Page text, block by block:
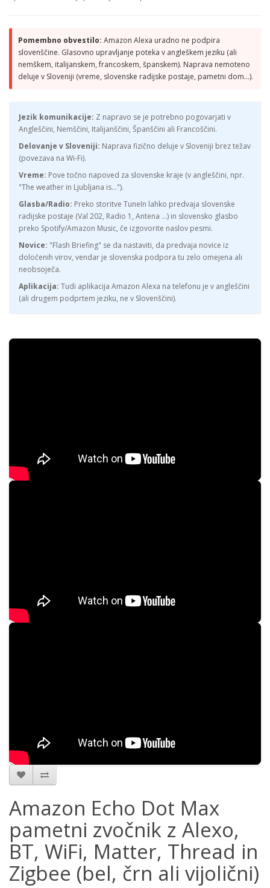
Pomembno obvestilo: Amazon Alexa uradno ne podpira
slovenščine. Glasovno upravljanje poteka v angleškem jeziku (ali
nemškem, italijanskem, francoskem, španskem). Naprava nemoteno
deluje v Sloveniji (vreme, slovenske radijske postaje, pametni dom...).
Jezik komunikacije: Z napravo se je potrebno pogovarjati v
Angleščini, Nemščini, Italijanščini, Španščini ali Francoščini.
Delovanje v Sloveniji: Naprava fizično deluje v Sloveniji brez težav
(povezava na Wi-Fi).
Vreme: Pove točno napoved za slovenske kraje (v angleščini, npr.
"The weather in Ljubljana is...").
Glasba/Radio: Preko storitve TuneIn lahko predvaja slovenske
radijske postaje (Val 202, Radio 1, Antena ...) in slovensko glasbo
preko Spotify/Amazon Music, če izgovorite naslov pesmi.
Novice: "Flash Briefing" se da nastaviti, da predvaja novice iz
določenih virov, vendar je slovenska podpora tu zelo omejena ali
neobsoječa.
Aplikacija: Tudi aplikacija Amazon Alexa na telefonu je v angleščini
(ali drugem podprtem jeziku, ne v Slovenščini).
Amazon Echo Dot Max
pametni zvočnik z Alexo,
BT, WiFi, Matter, Thread in
Zigbee (bel, črn ali vijolični)